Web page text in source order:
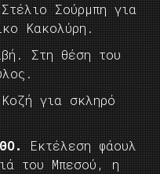
Σούρμπη για
Κακολύρη.
Στη θέση του
για σκληρό
Εκτέλεση φάουλ
του Μπεσού, η